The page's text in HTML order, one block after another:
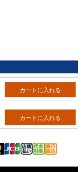
カートに入れる
カートに入れる